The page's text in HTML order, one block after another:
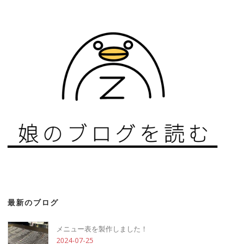
最新のブログ
メニュー表を製作しました！
2024-07-25